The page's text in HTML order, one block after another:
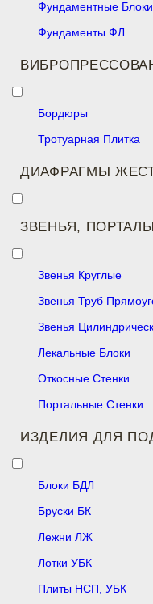
Фундаментные Блоки
Фундаменты ФЛ
Бордюры
Тротуарная Плитка
ДИАФРАГМЫ
ЗВЕНЬЯ,
Звенья Круглые
Звенья Труб
Звенья
Лекальные Блоки
Откосные Стенки
Портальные Стенки
ИЗДЕЛИЯ ДЛЯ
Блоки БДЛ
Бруски БК
Лежни ЛЖ
Лотки УБК
Плиты НСП, УБК